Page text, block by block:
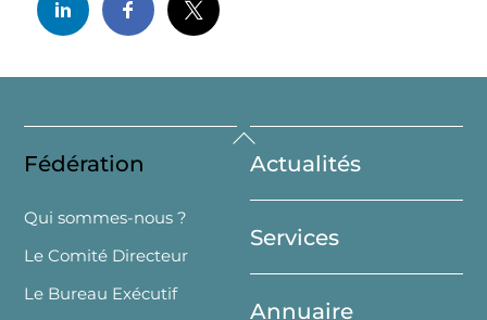
Back
To
Top
Fédération
Qui sommes-nous ?
Le Comité Directeur
Le Bureau Exécutif
Actualités
Services
Annuaire